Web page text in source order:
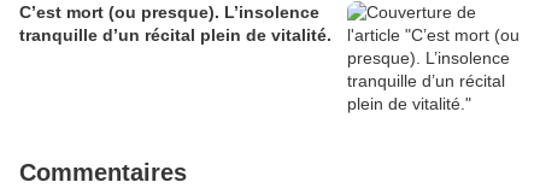
C’est mort (ou presque). L’insolence
tranquille d’un récital plein de vitalité.
Commentaires